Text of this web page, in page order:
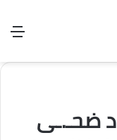
ضحـ.ـى